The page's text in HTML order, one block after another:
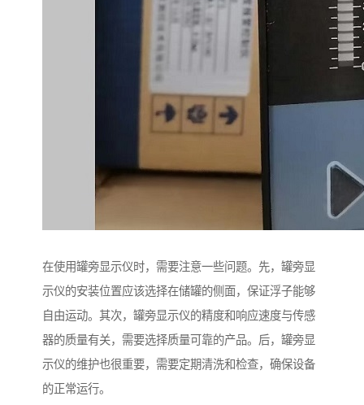
在使用罐旁显示仪时，需要注意一些问题。先，罐旁显
示仪的安装位置应该选择在储罐的侧面，保证浮子能够
自由运动。其次，罐旁显示仪的精度和响应速度与传感
器的质量有关，需要选择质量可靠的产品。后，罐旁显
示仪的维护也很重要，需要定期清洗和检查，确保设备
的正常运行。